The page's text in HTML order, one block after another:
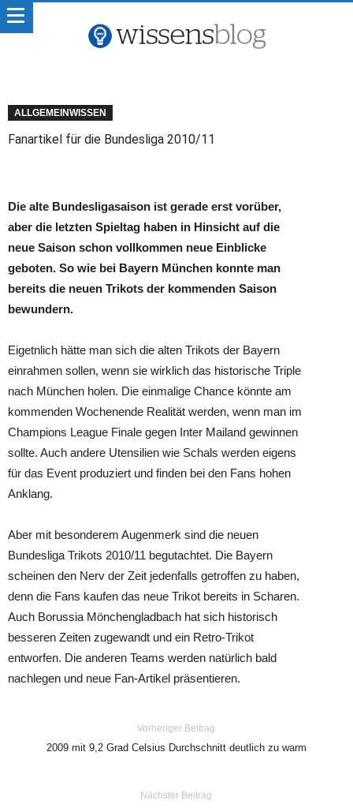
ALLGEMEINWISSEN
Fanartikel für die Bundesliga 2010/11
Die alte Bundesligasaison ist gerade erst vorüber,
aber die letzten Spieltag haben in Hinsicht auf die
neue Saison schon vollkommen neue Einblicke
geboten. So wie bei Bayern München konnte man
bereits die neuen Trikots der kommenden Saison
bewundern.
Eigetnlich hätte man sich die alten Trikots der Bayern
einrahmen sollen, wenn sie wirklich das historische Triple
nach München holen. Die einmalige Chance könnte am
kommenden Wochenende Realität werden, wenn man im
Champions League Finale gegen Inter Mailand gewinnen
sollte. Auch andere Utensilien wie Schals werden eigens
für das Event produziert und finden bei den Fans hohen
Anklang.
Aber mit besonderem Augenmerk sind die neuen
Bundesliga Trikots 2010/11 begutachtet. Die Bayern
scheinen den Nerv der Zeit jedenfalls getroffen zu haben,
denn die Fans kaufen das neue Trikot bereits in Scharen.
Auch Borussia Mönchengladbach hat sich historisch
besseren Zeiten zugewandt und ein Retro-Trikot
entworfen. Die anderen Teams werden natürlich bald
nachlegen und neue Fan-Artikel präsentieren.
Vorheriger Beitrag
2009 mit 9,2 Grad Celsius Durchschnitt deutlich zu warm
Nächster Beitrag